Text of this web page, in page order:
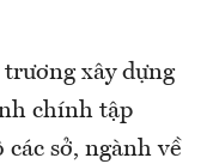
xây dựng
chính tập
sở, ngành về